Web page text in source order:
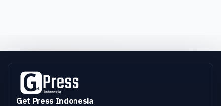
Get Press Indonesia